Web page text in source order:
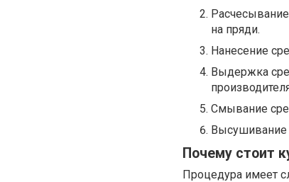
на пряди.
Нанесение
Выдержка
Смывание
Высушивание
Почему стоит
Процедура имеет